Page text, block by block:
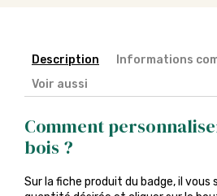
Description
Informations
Voir aussi
Comment
bois ?
Sur la fiche produit du badge, il vous